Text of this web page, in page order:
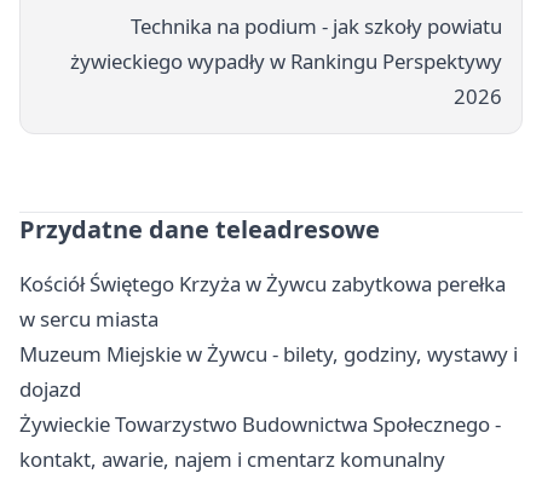
Technika na podium - jak szkoły powiatu
żywieckiego wypadły w Rankingu Perspektywy
2026
Przydatne dane teleadresowe
Kościół Świętego Krzyża w Żywcu zabytkowa perełka
w sercu miasta
Muzeum Miejskie w Żywcu - bilety, godziny, wystawy i
dojazd
Żywieckie Towarzystwo Budownictwa Społecznego -
kontakt, awarie, najem i cmentarz komunalny